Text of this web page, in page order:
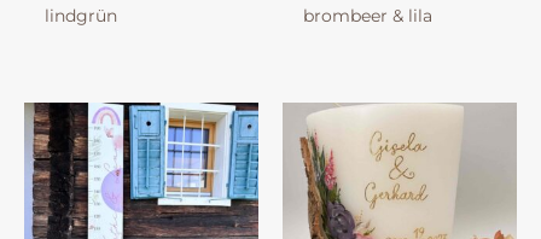
lindgrün
brombeer & lila